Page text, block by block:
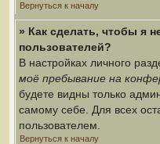
Вернуться к началу
» Как сделать, чтобы я
пользователей?
В настройках личного
моё пребывание на
будете видны только
самому себе. Для всех
пользователем.
Вернуться к началу